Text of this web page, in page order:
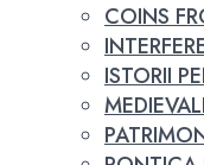
COINS
ISTORII